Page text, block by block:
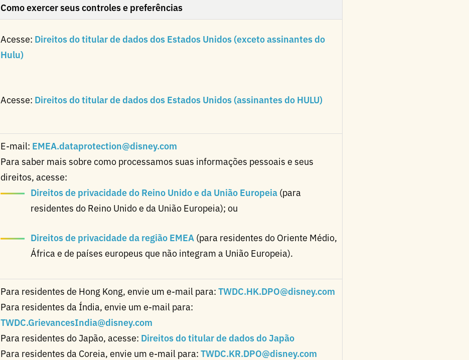
Como exercer seus controles e preferências
Acesse: Direitos do titular de dados dos Estados Unidos (exceto assinantes do
Hulu)
Acesse: Direitos do titular de dados dos Estados Unidos (assinantes do HULU)
E-mail: EMEA.dataprotection@disney.com
Para saber mais sobre como processamos suas informações pessoais e seus
direitos, acesse:
Direitos de privacidade do Reino Unido e da União Europeia(para
residentes do Reino Unido e da União Europeia); ou
Direitos de privacidade da região EMEA(para residentes do Oriente Médio,
África e de países europeus que não integram a União Europeia).
Para residentes de Hong Kong, envie um e-mail para:TWDC.HK.DPO@disney.com
Para residentes da Índia, envie um e-mail para:
TWDC.GrievancesIndia@disney.com
Para residentes do Japão, acesse: Direitos do titular de dados do Japão
Para residentes da Coreia, envie um e-mail para:TWDC.KR.DPO@disney.com